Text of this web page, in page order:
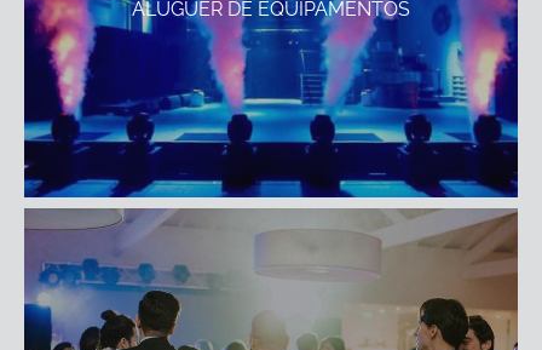
ALUGUER DE EQUIPAMENTOS